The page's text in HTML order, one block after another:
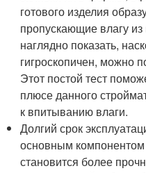
готового изделия
пропускающие влагу
наглядно показать,
гигроскопичен, можно
Этот постой тест
плюсе данного
к впитыванию влаги.
Долгий срок
основным
становится более